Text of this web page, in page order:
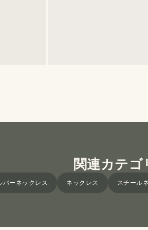
関連カテゴ
バーネックレス ネックレス スチール